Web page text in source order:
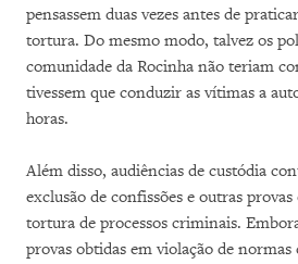
pensassem duas vezes antes de
tortura. Do mesmo modo, talvez os
comunidade da Rocinha não teriam
tivessem que conduzir as vítimas a
horas.
Além disso, audiências de custódia
exclusão de confissões e outras
tortura de processos criminais.
provas obtidas em violação de